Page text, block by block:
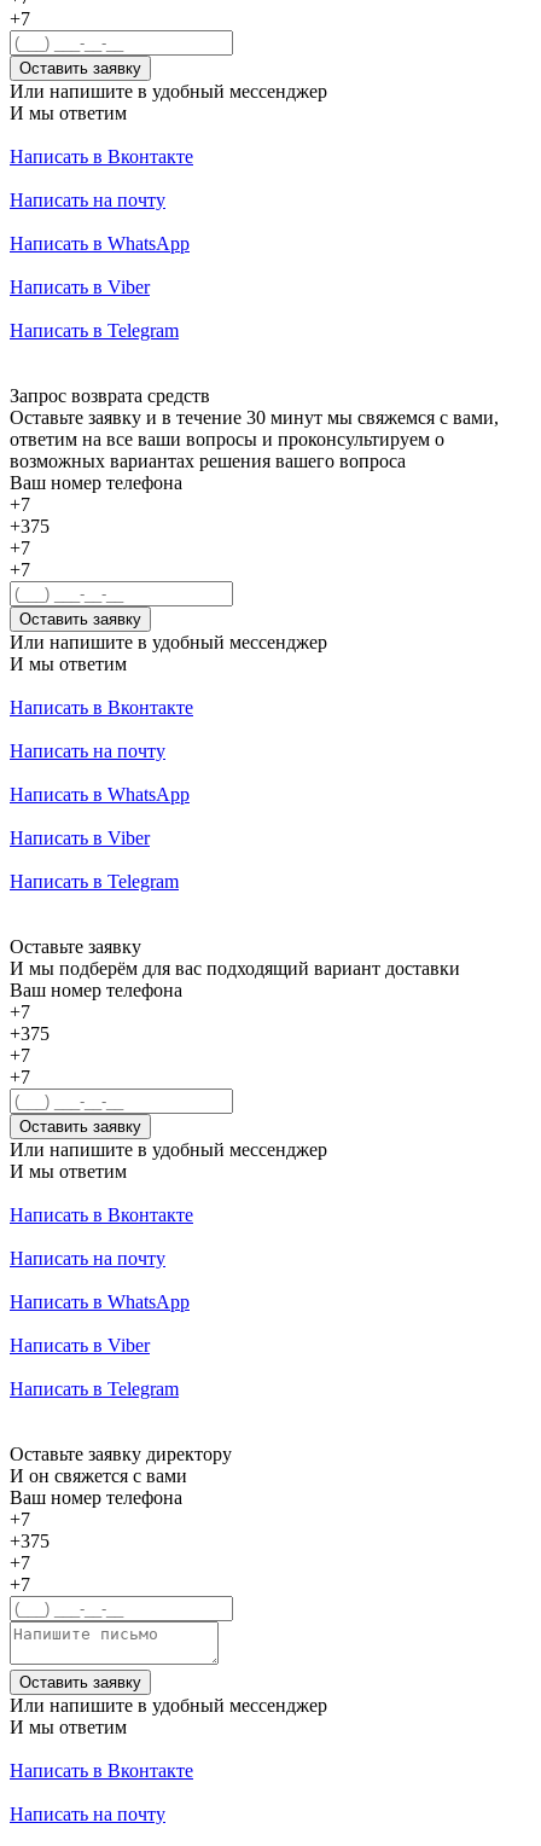
+7
Оставить заявку
Или напишите в удобный мессенджер
И мы ответим
Написать в Вконтакте
Написать на почту
Написать в WhatsApp
Написать в Viber
Написать в Telegram
Запрос возврата средств
Оставьте заявку и в течение 30 минут мы свяжемся с вами,
ответим на все ваши вопросы и проконсультируем о
возможных вариантах решения вашего вопроса
Ваш номер телефона
+7
+375
+7
+7
Оставить заявку
Или напишите в удобный мессенджер
И мы ответим
Написать в Вконтакте
Написать на почту
Написать в WhatsApp
Написать в Viber
Написать в Telegram
Оставьте заявку
И мы подберём для вас подходящий вариант доставки
Ваш номер телефона
+7
+375
+7
+7
Оставить заявку
Или напишите в удобный мессенджер
И мы ответим
Написать в Вконтакте
Написать на почту
Написать в WhatsApp
Написать в Viber
Написать в Telegram
Оставьте заявку директору
И он свяжется с вами
Ваш номер телефона
+7
+375
+7
+7
Оставить заявку
Или напишите в удобный мессенджер
И мы ответим
Написать в Вконтакте
Написать на почту